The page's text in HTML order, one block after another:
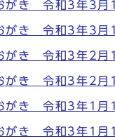
がき 令和3年3月
がき 令和3年3月
がき 令和3年2月
がき 令和3年2月
がき 令和3年1月
がき 令和3年1月